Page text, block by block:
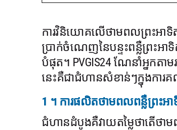
ការវិនិយោគលើថាមពលព្រះអា
ប្រាក់ចំណេញនៃបន្ទះពន្លឺព្រះអា
បំផុត។ PVGIS24 ណែនាំអ្នកត
នេះគឺជាជំហានសំខាន់ៗក្នុងកា
1 ។ ការផលិតថាមពលពន្លឺព្រះអា
ជំហានដំបូងគឺវាយតម្លៃថាតើថាម